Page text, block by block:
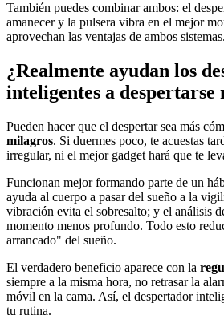
También puedes combinar ambos: el
amanecer y la pulsera vibra en el mejor
aprovechan las ventajas de ambos sistemas.
¿Realmente ayudan los
inteligentes a despertarse
Pueden hacer que el despertar sea más
milagros. Si duermes poco, te acuestas
irregular, ni el mejor gadget hará que te
Funcionan mejor formando parte de un
ayuda al cuerpo a pasar del sueño a la
vibración evita el sobresalto; y el análisis
momento menos profundo. Todo esto
arrancado" del sueño.
El verdadero beneficio aparece con la
siempre a la misma hora, no retrasar la
móvil en la cama. Así, el despertador
tu rutina.